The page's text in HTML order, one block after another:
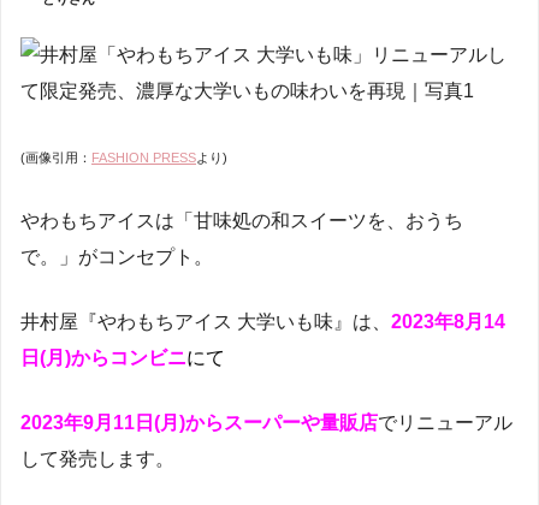
(画像引用： FASHION PRESSより)
やわもちアイスは「甘味処の和スイーツを、おうち
で。」がコンセプト。
井村屋『やわもちアイス 大学いも味』は、 2023年8月14
日(月)からコンビニにて
2023年9月11日(月)からスーパーや量販店でリニューアル
して発売します。